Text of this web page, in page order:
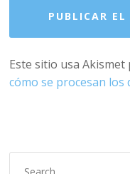
Este sitio usa
cómo se procesan los